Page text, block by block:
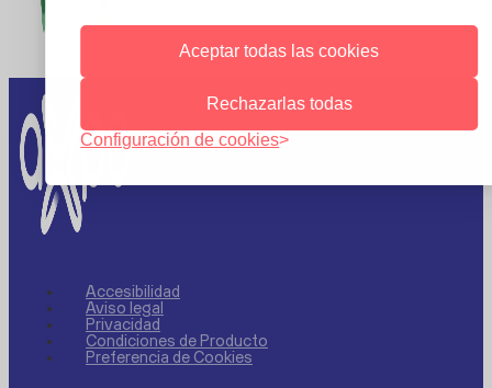
Aceptar todas las cookies
Rechazarlas todas
Configuración de cookies
Accesibilidad
Aviso legal
Privacidad
Condiciones de Producto
Preferencia de Cookies